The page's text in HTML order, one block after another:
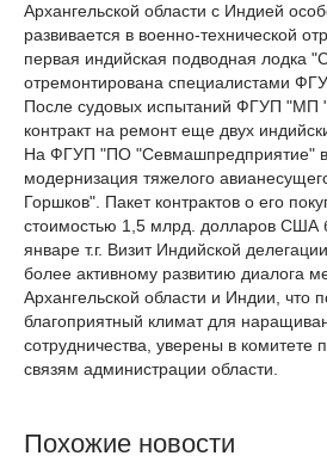
Архангельской области с Индией
развивается в военно-технической
первая индийская подводная лодка
отремонтирована специалистами
После судовых испытаний ФГУП "МП
контракт на ремонт еще двух
На ФГУП "ПО "Севмашпредприятие"
модернизация тяжелого
Горшков". Пакет контрактов о его
стоимостью 1,5 млрд. долларов США
январе т.г. Визит Индийской
более активному развитию диалога
Архангельской области и Индии, что
благоприятный климат для
сотрудничества, уверены в
связям администрации области.
Похожие новости